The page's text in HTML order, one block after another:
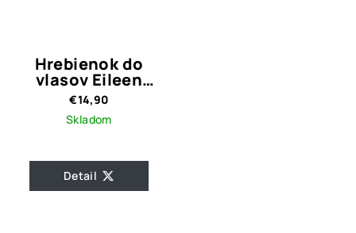
Hrebienok do
vlasov Eileen
Silver
€14,90
Skladom
Detail